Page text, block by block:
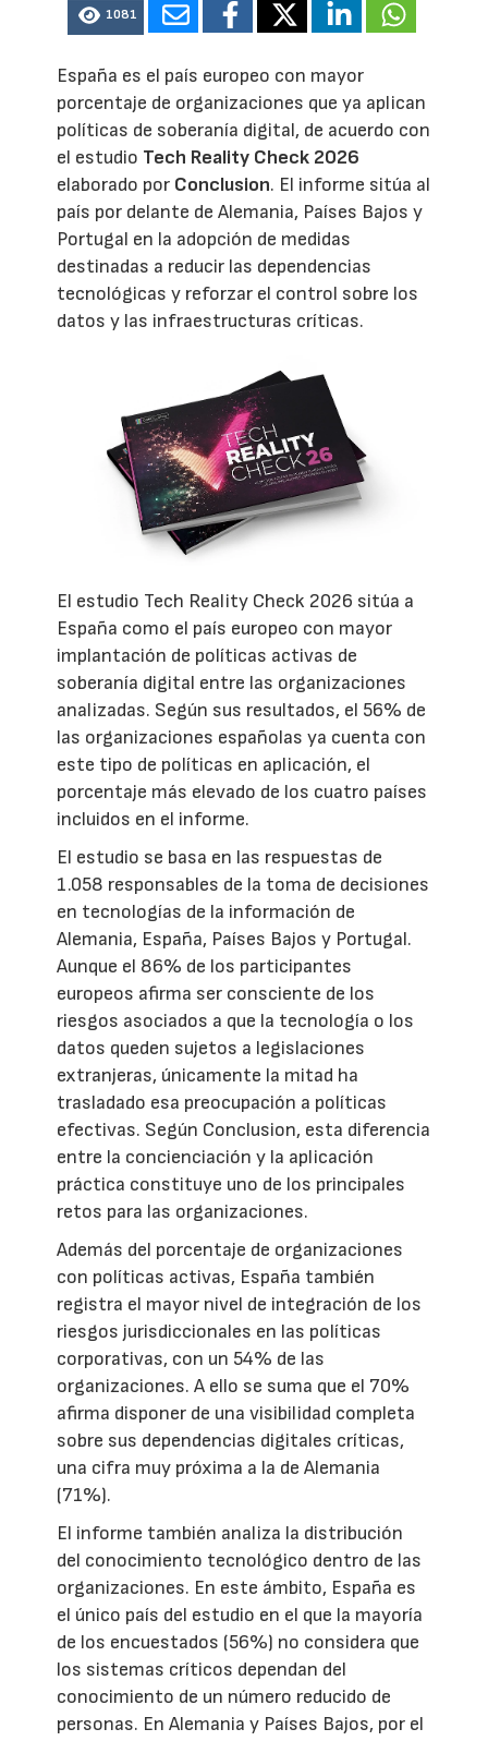
1081
España es el país europeo con mayor
porcentaje de organizaciones que ya aplican
políticas de soberanía digital, de acuerdo con
el estudio Tech Reality Check 2026
elaborado por Conclusion. El informe sitúa al
país por delante de Alemania, Países Bajos y
Portugal en la adopción de medidas
destinadas a reducir las dependencias
tecnológicas y reforzar el control sobre los
datos y las infraestructuras críticas.
El estudio Tech Reality Check 2026 sitúa a
España como el país europeo con mayor
implantación de políticas activas de
soberanía digital entre las organizaciones
analizadas. Según sus resultados, el 56% de
las organizaciones españolas ya cuenta con
este tipo de políticas en aplicación, el
porcentaje más elevado de los cuatro países
incluidos en el informe.
El estudio se basa en las respuestas de
1.058 responsables de la toma de decisiones
en tecnologías de la información de
Alemania, España, Países Bajos y Portugal.
Aunque el 86% de los participantes
europeos afirma ser consciente de los
riesgos asociados a que la tecnología o los
datos queden sujetos a legislaciones
extranjeras, únicamente la mitad ha
trasladado esa preocupación a políticas
efectivas. Según Conclusion, esta diferencia
entre la concienciación y la aplicación
práctica constituye uno de los principales
retos para las organizaciones.
Además del porcentaje de organizaciones
con políticas activas, España también
registra el mayor nivel de integración de los
riesgos jurisdiccionales en las políticas
corporativas, con un 54% de las
organizaciones. A ello se suma que el 70%
afirma disponer de una visibilidad completa
sobre sus dependencias digitales críticas,
una cifra muy próxima a la de Alemania
(71%).
El informe también analiza la distribución
del conocimiento tecnológico dentro de las
organizaciones. En este ámbito, España es
el único país del estudio en el que la mayoría
de los encuestados (56%) no considera que
los sistemas críticos dependan del
conocimiento de un número reducido de
personas. En Alemania y Países Bajos, por el